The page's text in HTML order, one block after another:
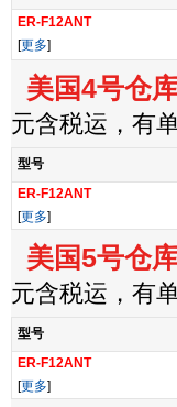
ER-F12ANT
[更多]
美国4号仓
元含税运，有
型号
ER-F12ANT
[更多]
美国5号仓
元含税运，有
型号
ER-F12ANT
[更多]